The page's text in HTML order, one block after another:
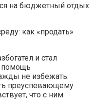
на бюджетный отдых
как «продать»
и стал
помощь
не избежать.
преуспевающему
что с ним